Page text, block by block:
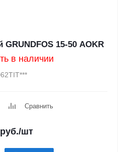
15-50 AOKR
в наличии
Сравнить
/шт